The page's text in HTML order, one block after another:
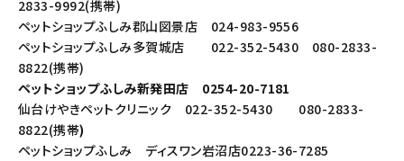
2833-9992(携帯)
ペットショップふしみ郡山図景店 024-983-9556
ペットショップふしみ多賀城店 022-352-5430 080-2833-
8822(携帯)
ペットショップふしみ新発田店 0254-20-7181
仙台けやきペットクリニック 022-352-5430 080-2833-
8822(携帯)
ペットショップふしみ ディスワン岩沼店0223-36-7285